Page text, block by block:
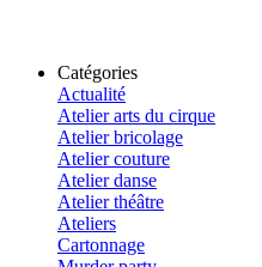
Catégories
Actualité
Atelier arts du cirque
Atelier bricolage
Atelier couture
Atelier danse
Atelier théâtre
Ateliers
Cartonnage